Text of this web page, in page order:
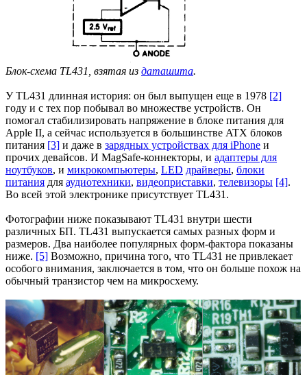
Блок-схема TL431, взятая из даташита.
У TL431 длинная история: он был выпущен еще в 1978 [2]
году и с тех пор побывал во множестве устройств. Он
помогал стабилизировать напряжение в блоке питания для
Apple II, а сейчас используется в большинстве ATX блоков
питания [3] и даже в зарядных устройствах для iPhone и
прочих девайсов. И MagSafe-коннекторы, и адаптеры для
ноутбуков, и микрокомпьютеры, LED драйверы, блоки
питания для аудиотехники, видеоприставки, телевизоры [4].
Во всей этой электронике присутствует TL431.
Фотографии ниже показывают TL431 внутри шести
различных БП. TL431 выпускается самых разных форм и
размеров. Два наиболее популярных форм-фактора показаны
ниже. [5] Возможно, причина того, что TL431 не привлекает
особого внимания, заключается в том, что он больше похож на
обычный транзистор чем на микросхему.